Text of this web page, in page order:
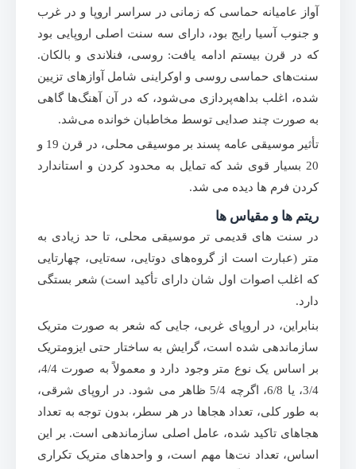
آواز عامیانه حماسی که زمانی در سراسر اروپا و در غرب
و جنوب آسیا رایج بود، دارای سه سنت اصلی اروپایی بود
که در قرن بیستم ادامه یافت: روسی، فنلاندی و بالکان.
سنت‌های حماسی روسی و اوکراینی شامل آوازهای تزیین
شده، اغلب بداهه‌پردازی می‌شود، که در آن آهنگ‌ها گاهی
به صورت چند صدایی توسط مخاطبان خوانده می‌شد.
تأثیر موسیقی عامه پسند بر موسیقی محلی، در قرن 19 و
20 بسیار قوی شد که تمایل به محدود کردن و استاندارد
کردن فرم ها دیده می شد.
ریتم ها و مقیاس ها
در سنت های قدیمی تر موسیقی محلی، تا حد زیادی به
متر (عبارت است از گروه‌های دوتایی، سه‌تایی، چهارتایی
که اغلب اصوات اول‌ شان دارای تأکید است) شعر بستگی
دارد.
بنابراین، در اروپای غربی، جایی که شعر به صورت متریک
سازماندهی شده است، گرایش به ساختار حتی ایزومتریک
بر اساس یک نوع متر وجود دارد و معمولاً به صورت 4/4،
3/4، یا 6/8، اگرچه 5/4 ظاهر می شود. در اروپای شرقی،
به طور کلی، تعداد هجاها در هر سطر، بدون توجه به تعداد
هجاهای تاکید شده، عامل اصلی سازماندهی است. بر این
اساس، تعداد نت‌ها مهم است، و واحدهای متریک تکراری